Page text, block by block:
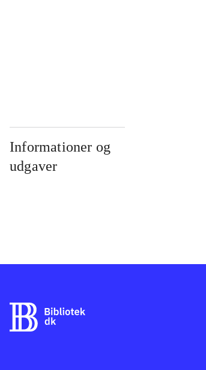
Informationer og
udgaver